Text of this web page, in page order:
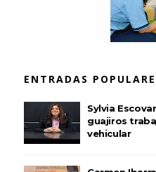
ENTRADAS
Sylvia
guajiros
vehicular